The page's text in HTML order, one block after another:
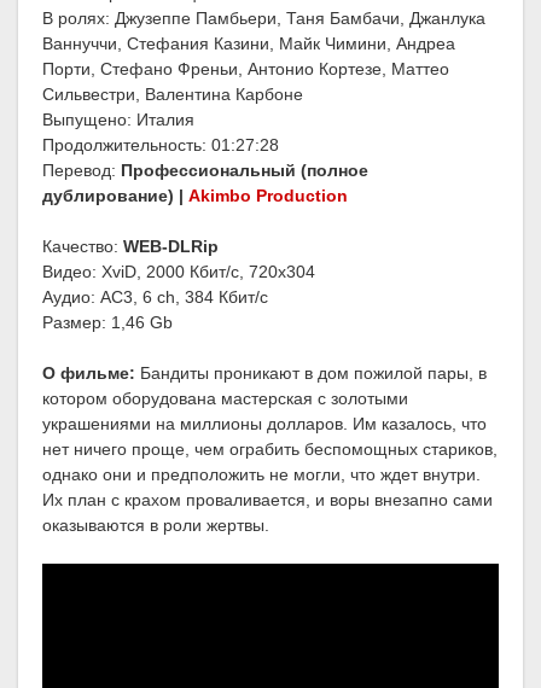
В ролях: Джузеппе Памбьери, Таня Бамбачи, Джанлука
Ваннуччи, Стефания Казини, Майк Чимини, Андреа
Порти, Стефано Френьи, Антонио Кортезе, Маттео
Сильвестри, Валентина Карбоне
Выпущено: Италия
Продолжительность: 01:27:28
Перевод: Профессиональный (полное
дублирование) | Akimbo Production
Качество: WEB-DLRip
Видео: XviD, 2000 Кбит/с, 720x304
Аудио: AC3, 6 ch, 384 Кбит/с
Размер: 1,46 Gb
О фильме: Бандиты проникают в дом пожилой пары, в
котором оборудована мастерская с золотыми
украшениями на миллионы долларов. Им казалось, что
нет ничего проще, чем ограбить беспомощных стариков,
однако они и предположить не могли, что ждет внутри.
Их план с крахом проваливается, и воры внезапно сами
оказываются в роли жертвы.